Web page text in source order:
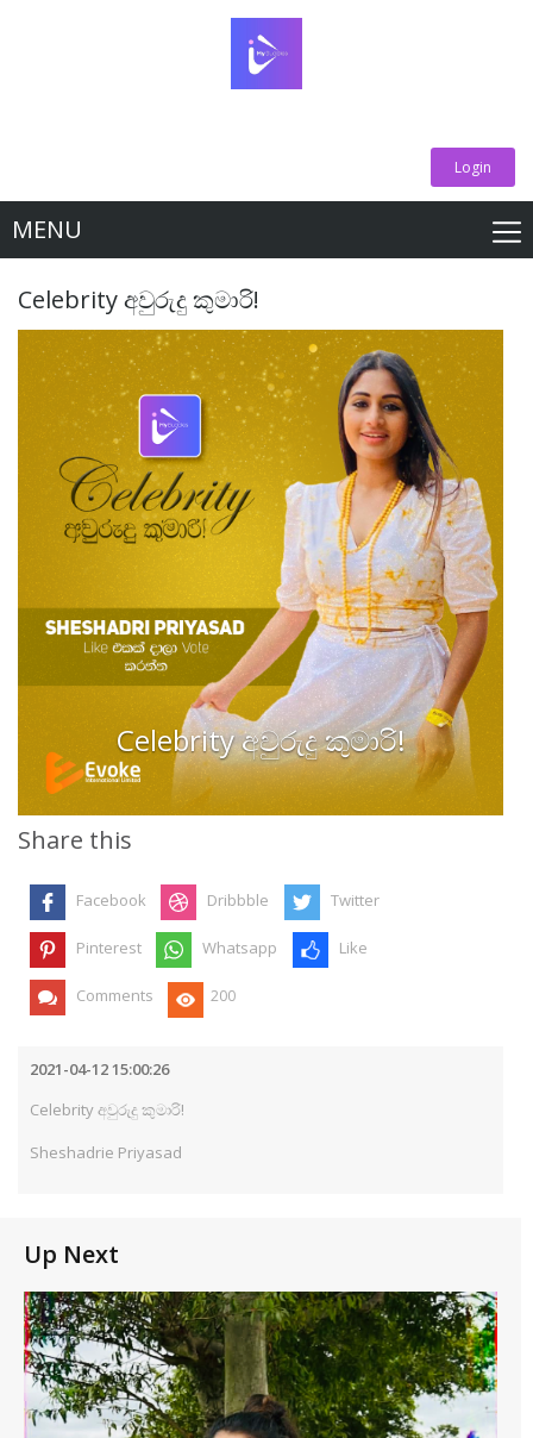
Login
MENU
Celebrity අවුරුදු කුමාරි!
Celebrity අවුරුදු කුමාරි!
Share this
Facebook Dribbble Twitter
Pinterest Whatsapp Like
Comments 200
2021-04-12 15:00:26
Celebrity අවුරුදු කුමාරි!
Sheshadrie Priyasad
Up Next